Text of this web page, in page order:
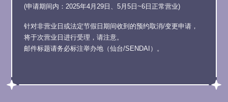
(申请期间内：2025年4月29日、5月5日~6日正常营业)
针对非营业日或法定节假日期间收到的预约取消/变更申请，
将于次营业日进行受理，请注意。
邮件标题请务必标注举办地（仙台/SENDAI）。